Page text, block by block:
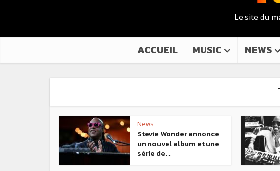
Le site du
ACCUEIL MUSIC NEWS
News
Stevie Wonder annonce
un nouvel album et une
série de...